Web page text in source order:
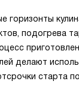
подогрева
делают
старта